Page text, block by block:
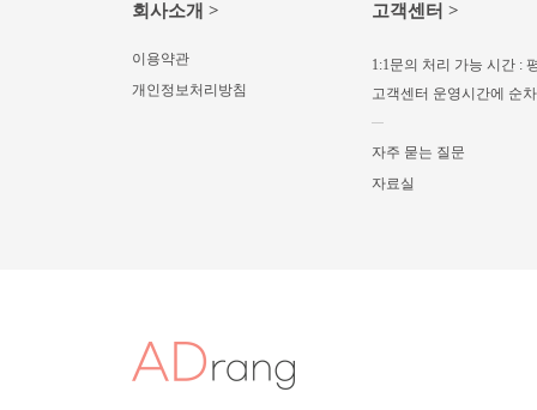
회사소개 >
이용약관
개인정보처리방침
고객센터 >
1:1문의 처리 가능 시간 :
고객센터 운영시간에 순
자주 묻는 질문
자료실